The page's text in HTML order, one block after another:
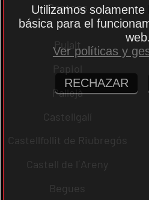
Pontons
Pujalt
Papiol
Pallejà
Castellgalí
Castellfollit de Riubregós
Castell de l´Areny
Begues
Utilizamos
básica para el
Ver políticas y
RECHAZAR